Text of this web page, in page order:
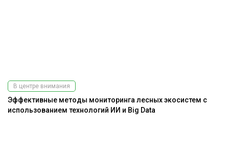
В центре внимания
Эффективные методы мониторинга лесных экосистем с
использованием технологий ИИ и Big Data